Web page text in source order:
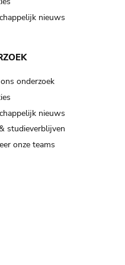
nieuws
onderzoek
nieuws
studieverblijven
onze teams